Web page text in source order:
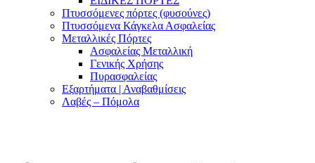
Πτυσσόμενες πόρτες (φυσούνες)
Πτυσσόμενα Κάγκελα Ασφαλείας
Μεταλλικές Πόρτες
Ασφαλείας Μεταλλική
Γενικής Χρήσης
Πυρασφαλείας
Εξαρτήματα | Αναβαθμίσεις
Λαβές – Πόμολα